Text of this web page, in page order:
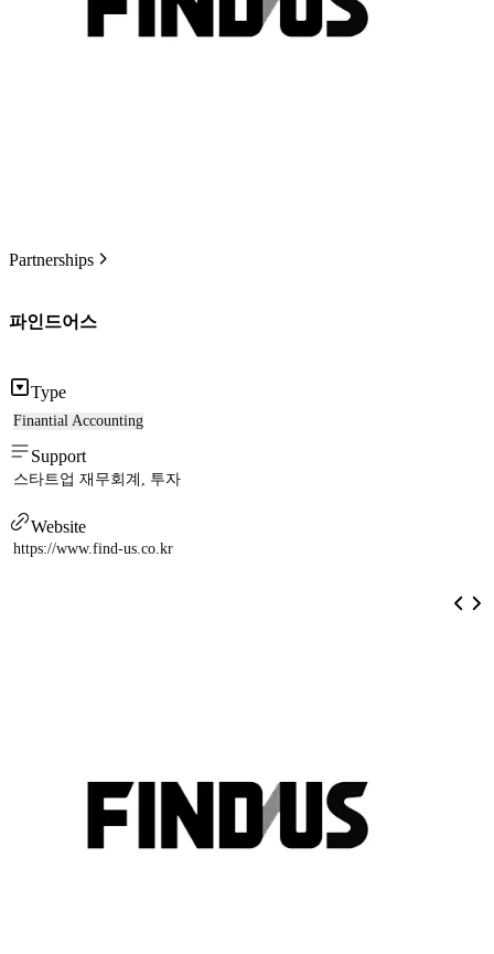
Partnerships
파인드어스
Type
Finantial Accounting
Support
스타트업 재무회계, 투자
Website
https://www.find-us.co.kr